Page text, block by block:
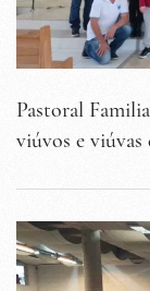
Pastoral
viúvos e